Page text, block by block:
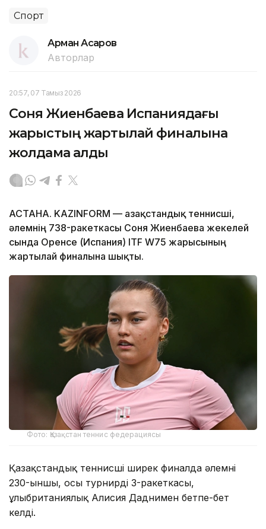
Спорт
Арман Асқаров
Авторлар
20:57, 07 Тамыз 2026
Соня Жиенбаева Испаниядағы
жарыстың жартылай финалына
жолдама алды
АСТАНА. KAZINFORM — Қазақстандық теннисші,
әлемнің 738-ракеткасы Соня Жиенбаева жекелей
сында Оренсе (Испания) ITF W75 жарысының
жартылай финалына шықты.
Фото: Қазақстан теннис федерациясы
Қазақстандық теннисші ширек финалда әлемнің
230-ыншы, осы турнирдің 3-ракеткасы,
ұлыбританиялық Алисия Даднимен бетпе-бет
келді.